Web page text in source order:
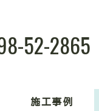
52-2865
施工事例